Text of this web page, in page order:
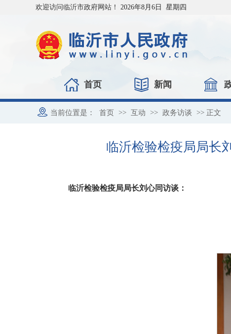
欢迎访问临沂市政府网站！ 2026年8月6日 星期四
首页 新闻
当前位置是： 首页 >> 互动 >> 政务访谈 >> 正文
临沂检验检疫局局长
临沂检验检疫局局长刘心同访谈：